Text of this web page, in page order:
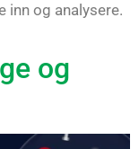
inn og analysere.
og